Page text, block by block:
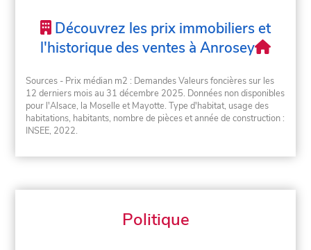
Découvrez les prix immobiliers et
l'historique des ventes à Anrosey
Sources - Prix médian m2 : Demandes Valeurs foncières sur les
12 derniers mois au 31 décembre 2025. Données non disponibles
pour l'Alsace, la Moselle et Mayotte. Type d'habitat, usage des
habitations, habitants, nombre de pièces et année de construction :
INSEE, 2022.
Politique